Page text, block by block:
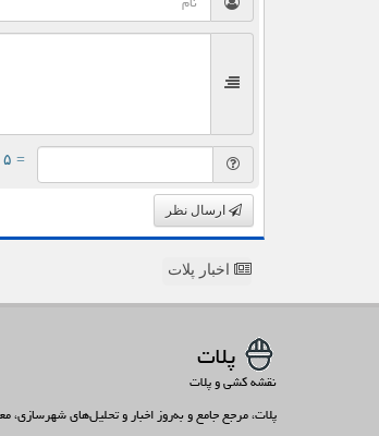
= ۵ بعلاوه ۵
ارسال نظر
اخبار پلات
پلات
نقشه کشی و پلات
پلات، مرجع جامع و به‌روز اخبار و تحلیل‌های